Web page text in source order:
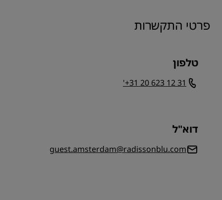
פרטי התקשרות
טלפון
'+31 20 623 12 31
דוא"ל
guest.amsterdam@radissonblu.com